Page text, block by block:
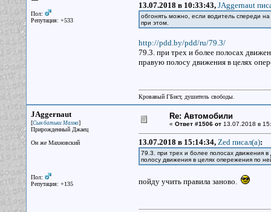
Пол:
Репутация: +533
13.07.2018 в 10:33:43, JAggernaut
обгонять можно, если водитель спереди
при этом.
http://pdd.by/pdd/ru/79.3/
79.3. при трех и более полосах
правую полосу движения в целях
Кровавый ГБист, душитель свободы.
JAggernaut
[Сын батьки Махно]
Прирожденный Джаец
Он же Махновский
Пол:
Репутация: +135
Re: Автомобили
« Ответ #1506 от13.07.2018 в
13.07.2018 в 15:14:34, Zed писал(a):
79.3. при трех и более полосах движения
полосу движения в целях опережения по
пойду учить правила заново.